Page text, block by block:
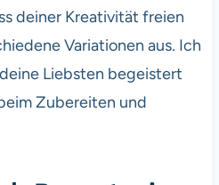
deiner Kreativität freien
Variationen aus. Ich
Liebsten begeistert
Zubereiten und